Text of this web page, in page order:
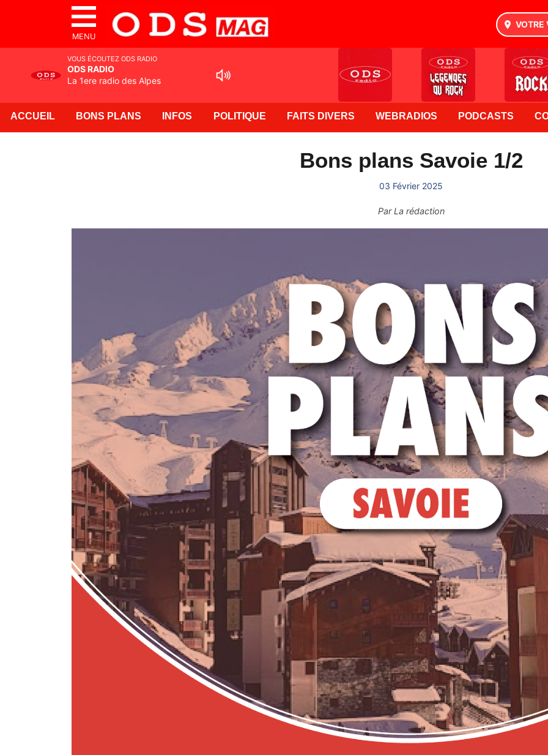
MENU
VOTRE
ACCUEIL BONS PLANS INFOS POLITIQUE FAITS DIVERS WEBRADIOS PODCASTS
Bons plans Savoie 1/2
03 Février 2025
ParLa rédaction
VOUS ÉCOUTEZ ODS RADIO
ODS RADIO
La 1ere radio des Alpes